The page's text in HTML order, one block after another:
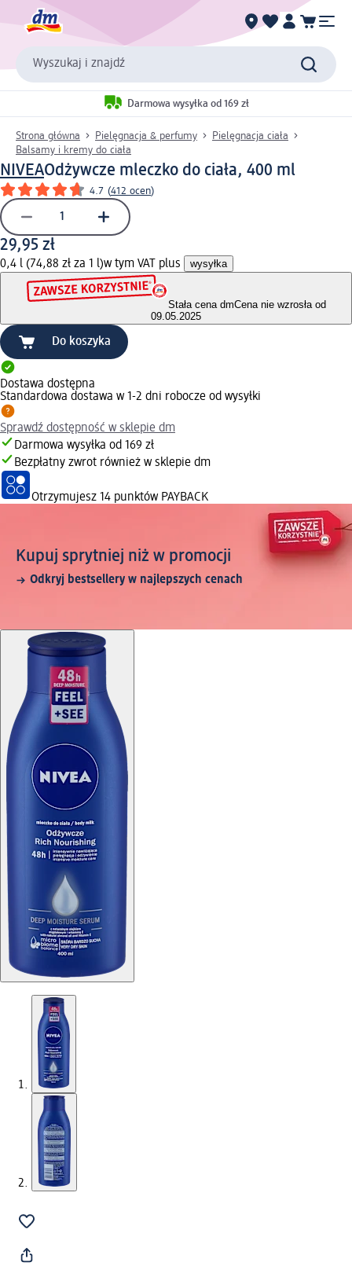
Wyszukaj i znajdź
Darmowa wysyłka od 169 zł
Strona główna Pielęgnacja & perfumy
Pielęgnacja ciała
Balsamy i kremy do ciała
NIVEAOdżywcze mleczko do ciała, 400 ml
4.7 (412 ocen)
29,95 zł
0,4 l (74,88 zł za 1 l)w tym VAT plus wysyłka
Stała cena dmCena nie wzrosła od
09.05.2025
Do koszyka
Dostawa dostępna
Standardowa dostawa w 1-2 dni robocze od wysyłki
Sprawdź dostępność w sklepie dm
Darmowa wysyłka od 169 zł
Bezpłatny zwrot również w sklepie dm
Otrzymujesz 14 punktów PAYBACK
Kupuj sprytniej niż w promocji
Odkryj bestsellery w najlepszych cenach